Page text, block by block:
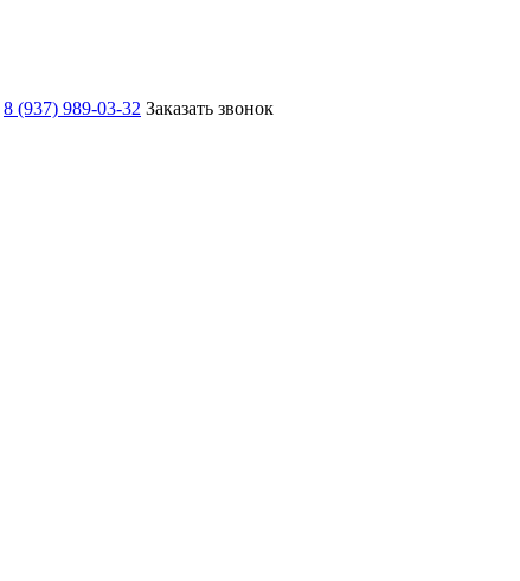
8 (937) 989-03-32 Заказать звонок